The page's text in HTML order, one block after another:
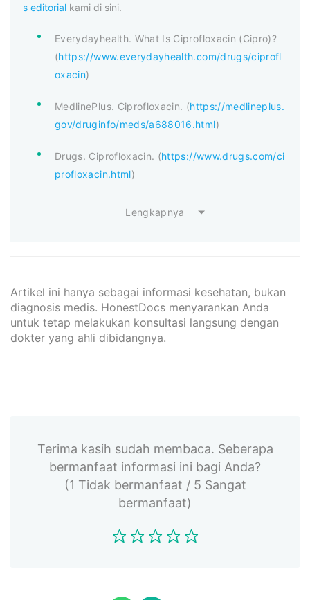
s editorial kami di sini.
Everydayhealth. What Is Ciprofloxacin (Cipro)?
(https://www.everydayhealth.com/drugs/ciprofl
oxacin)
MedlinePlus. Ciprofloxacin. (https://medlineplus.
gov/druginfo/meds/a688016.html)
Drugs. Ciprofloxacin. (https://www.drugs.com/ci
profloxacin.html)
Lengkapnya
Artikel ini hanya sebagai informasi kesehatan, bukan
diagnosis medis. HonestDocs menyarankan Anda
untuk tetap melakukan konsultasi langsung dengan
dokter yang ahli dibidangnya.
Terima kasih sudah membaca. Seberapa
bermanfaat informasi ini bagi Anda?
(1 Tidak bermanfaat / 5 Sangat
bermanfaat)